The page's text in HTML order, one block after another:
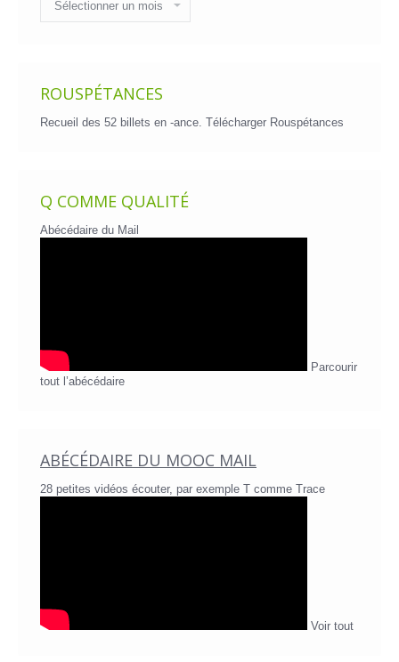
des
billets
ROUSPÉTANCES
Recueil des 52 billets en -ance. Télécharger Rouspétances
Q COMME QUALITÉ
Abécédaire du Mail
Parcourir
tout l’abécédaire
ABÉCÉDAIRE DU MOOC MAIL
28 petites vidéos écouter, par exemple T comme Trace
Voir tout